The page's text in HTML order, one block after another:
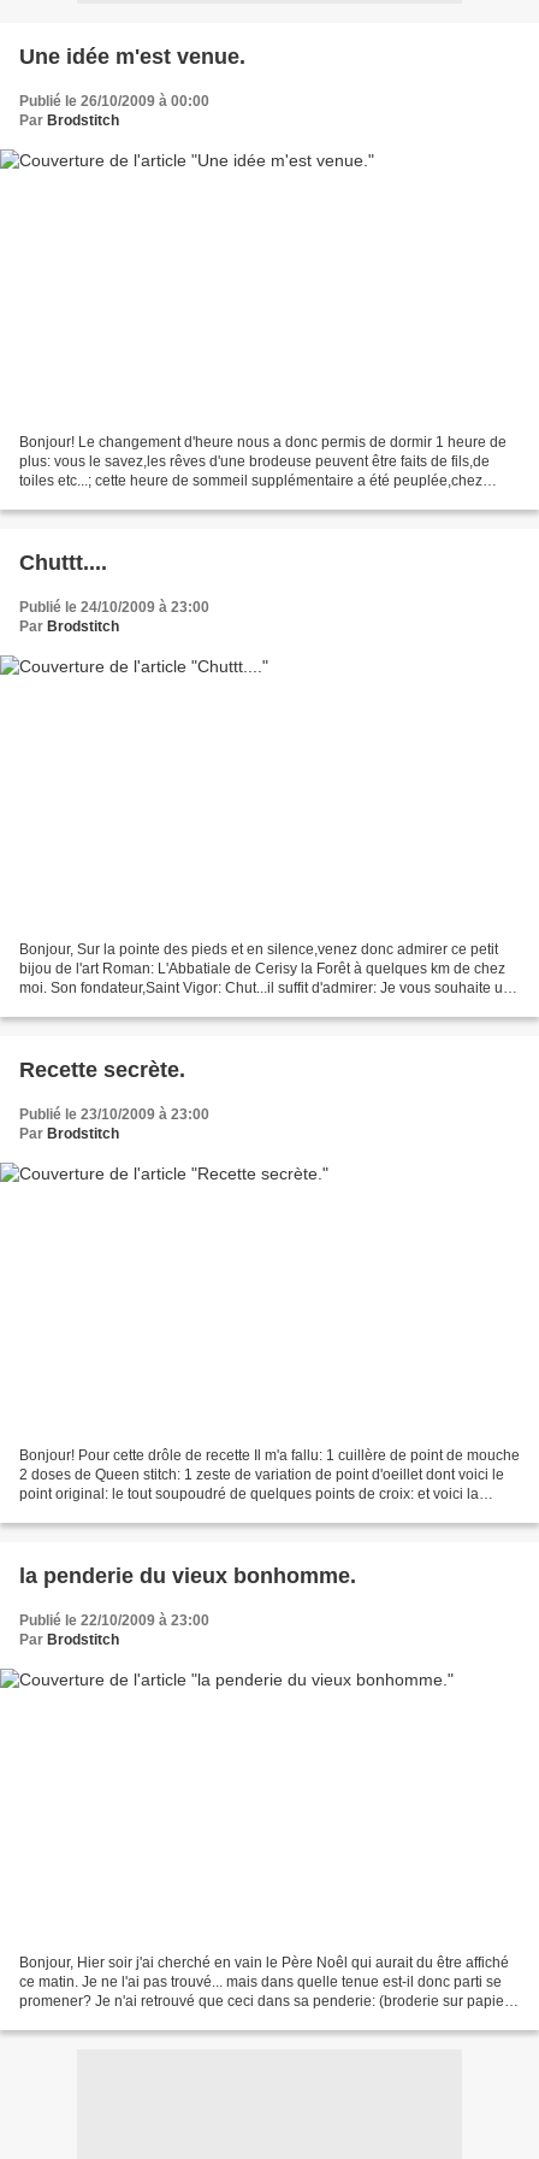
Une idée m'est venue.
Publié le 26/10/2009 à 00:00
Par Brodstitch
Bonjour! Le changement d'heure nous a donc permis de dormir 1 heure de
plus: vous le savez,les rêves d'une brodeuse peuvent être faits de fils,de
toiles etc...; cette heure de sommeil supplémentaire a été peuplée,chez
Chuttt....
Publié le 24/10/2009 à 23:00
Par Brodstitch
Bonjour, Sur la pointe des pieds et en silence,venez donc admirer ce petit
bijou de l'art Roman: L'Abbatiale de Cerisy la Forêt à quelques km de chez
moi. Son fondateur,Saint Vigor: Chut...il suffit d'admirer: Je vous souhaite un
Recette secrète.
Publié le 23/10/2009 à 23:00
Par Brodstitch
Bonjour! Pour cette drôle de recette Il m'a fallu: 1 cuillère de point de mouche
2 doses de Queen stitch: 1 zeste de variation de point d'oeillet dont voici le
point original: le tout soupoudré de quelques points de croix: et voici la
la penderie du vieux bonhomme.
Publié le 22/10/2009 à 23:00
Par Brodstitch
Bonjour, Hier soir j'ai cherché en vain le Père Noêl qui aurait du être affiché
ce matin. Je ne l'ai pas trouvé... mais dans quelle tenue est-il donc parti se
promener? Je n'ai retrouvé que ceci dans sa penderie: (broderie sur papier)